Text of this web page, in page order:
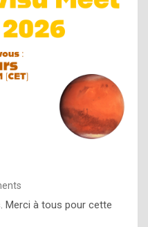
Merci à tous pour cette